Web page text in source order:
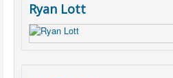
Ryan Lott